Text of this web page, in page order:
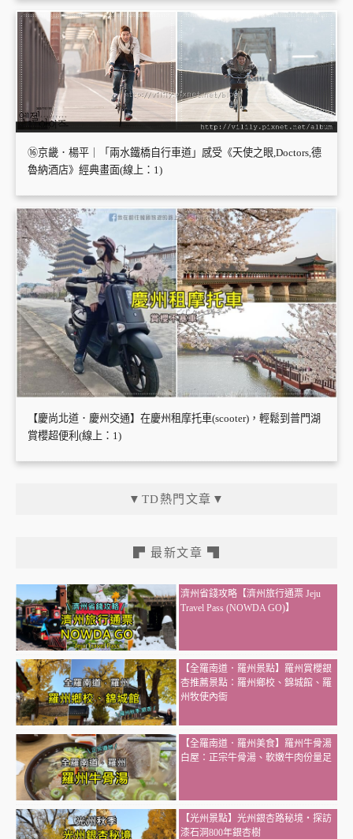
⑯京畿．楊平｜「兩水鐵橋自行車道」感受《天使之眼,Doctors,德
魯納酒店》經典畫面(線上：1)
【慶尚北道．慶州交通】在慶州租摩托車(scooter)，輕鬆到普門湖
賞櫻超便利(線上：1)
▼TD熱門文章▼
▛ 最新文章 ▜
濟州省錢攻略【濟州旅行通票 Jeju
Travel Pass (NOWDA GO)】
【全羅南道．羅州景點】羅州賞櫻銀
杏推薦景點：羅州鄉校、錦城館、羅
州牧使內衙
【全羅南道．羅州美食】羅州牛骨湯
白屋：正宗牛骨湯、軟嫩牛肉份量足
【光州景點】光州銀杏路秘境・探訪
漆石洞800年銀杏樹